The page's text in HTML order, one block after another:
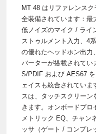
MT 48 はリファレンス
全装備されています：最
低ノイズのマイク / ライ
ストゥルメント入力、4
の優れたヘッドホン出力
バーターが搭載されて
S/PDIF および AES67
ェイスも統合されていま
スは、タッチスクリー
きます。オンボードプ
メトリック EQ、チャン
ッサ（ゲート / コンプレ